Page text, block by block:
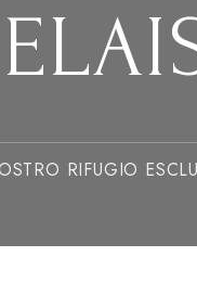
RIFUGIO